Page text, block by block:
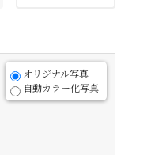
オリジナル写真
自動カラー化写真